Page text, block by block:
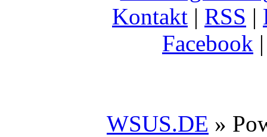
Kontakt | RSS |
Facebook
WSUS.DE »